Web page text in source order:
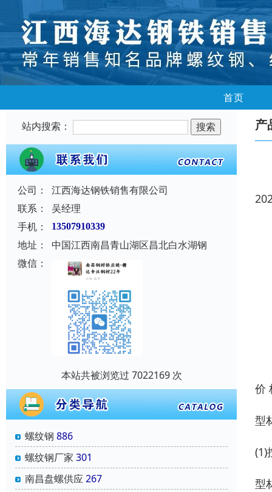
首页
站内搜索：
公司：
江西海达钢铁销售有限公司
联系：
吴经理
手机：
13507910339
地址：
中国江西南昌青山湖区昌北白水湖钢
微信：
本站共被浏览过 7022169 次
螺纹钢 886
螺纹钢厂家 301
南昌盘螺供应267
产
价
型
(1)
型